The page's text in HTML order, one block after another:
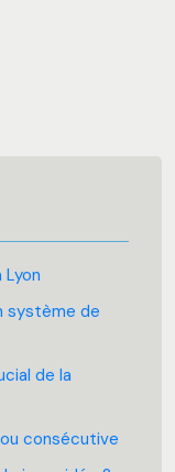
système de
de la
consécutive